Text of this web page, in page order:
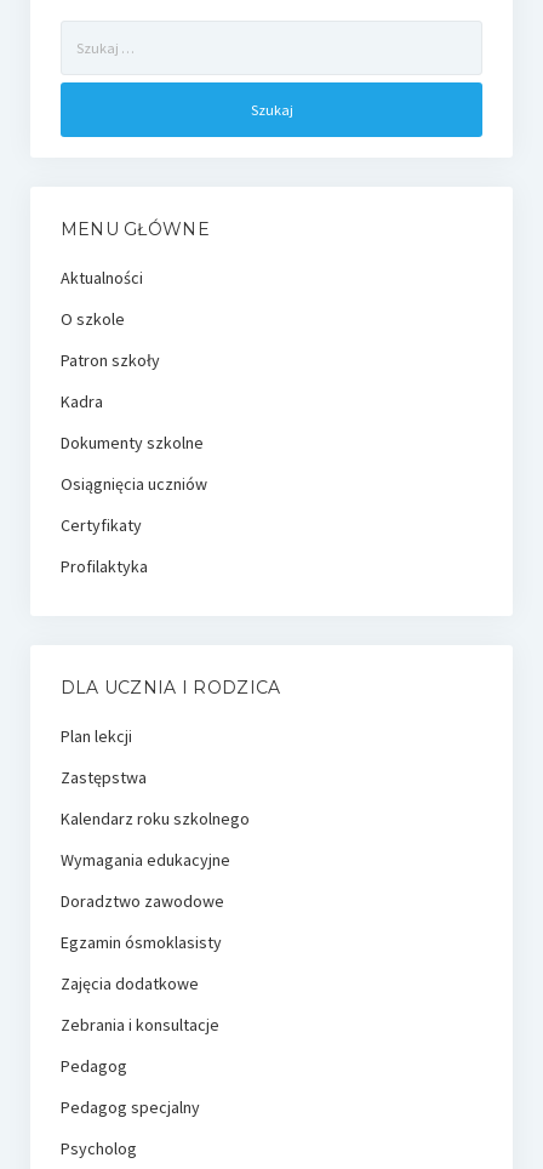
MENU GŁÓWNE
Aktualności
O szkole
Patron szkoły
Kadra
Dokumenty szkolne
Osiągnięcia uczniów
Certyfikaty
Profilaktyka
DLA UCZNIA I RODZICA
Plan lekcji
Zastępstwa
Kalendarz roku szkolnego
Wymagania edukacyjne
Doradztwo zawodowe
Egzamin ósmoklasisty
Zajęcia dodatkowe
Zebrania i konsultacje
Pedagog
Pedagog specjalny
Psycholog